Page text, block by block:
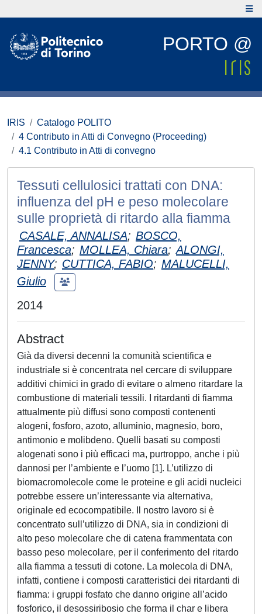
PORTO @
IRIS
Catalogo POLITO
4 Contributo in Atti di Convegno (Proceeding)
4.1 Contributo in Atti di convegno
Tessuti cellulosici trattati con DNA:
influenza del pH e peso molecolare
sulle proprietà di ritardo alla fiamma
CASALE, ANNALISA; BOSCO,
Francesca; MOLLEA, Chiara; ALONGI,
JENNY; CUTTICA, FABIO; MALUCELLI,
Giulio
2014
Abstract
Già da diversi decenni la comunità scientifica e
industriale si è concentrata nel cercare di sviluppare
additivi chimici in grado di evitare o almeno ritardare la
combustione di materiali tessili. I ritardanti di fiamma
attualmente più diffusi sono composti contenenti
alogeni, fosforo, azoto, alluminio, magnesio, boro,
antimonio e molibdeno. Quelli basati su composti
alogenati sono i più efficaci ma, purtroppo, anche i più
dannosi per l’ambiente e l’uomo [1]. L’utilizzo di
biomacromolecole come le proteine e gli acidi nucleici
potrebbe essere un’interessante via alternativa,
originale ed ecocompatibile. Il nostro lavoro si è
concentrato sull’utilizzo di DNA, sia in condizioni di
alto peso molecolare che di catena frammentata con
basso peso molecolare, per il conferimento del ritardo
alla fiamma a tessuti di cotone. La molecola di DNA,
infatti, contiene i composti caratteristici dei ritardanti di
fiamma: i gruppi fosfato che danno origine all’acido
fosforico, il desossiribosio che forma il char e libera